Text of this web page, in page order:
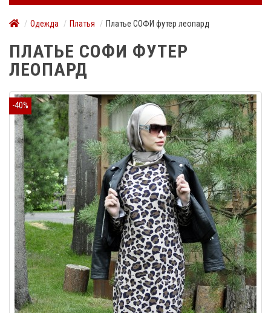
Одежда Платья Платье СОФИ футер леопард
ПЛАТЬЕ СОФИ ФУТЕР
ЛЕОПАРД
-40%